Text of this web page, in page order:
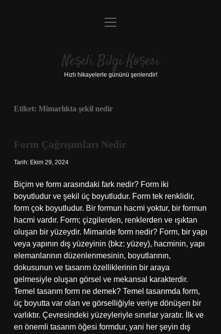
Anasayfa
Yasal Uyarı
menüyü
Neşeli Bilgi Köşesi
Hızlı hikayelerle gününü şenlendir!
Etiket: Mimarlıkta şekil nedir
Form Çağrışımları Nedir
Tarih: Ekim 29, 2024
Biçim ve form arasındaki fark nedir? Form iki
boyutludur ve şekil üç boyutludur. Form tek renklidir,
form çok boyutludur. Bir formun hacmi yoktur, bir formun
hacmi vardır. Form; çizgilerden, renklerden ve ışıktan
oluşan bir yüzeydir. Mimaride form nedir? Form, bir yapı
veya yapının dış yüzeyinin (bkz: yüzey), hacminin, yapı
elemanlarının düzenlenmesinin, boyutlarının,
dokusunun ve tasarım özelliklerinin bir araya
gelmesiyle oluşan görsel ve mekansal karakterdir.
Temel tasarım form ne demek? Temel tasarımda form,
üç boyutta var olan ve görselliğiyle veriye dönüşen bir
varlıktır. Çevresindeki yüzeyleriyle sınırlar yaratır. İlk ve
en önemli tasarım öğesi formdur, yani her şeyin dış